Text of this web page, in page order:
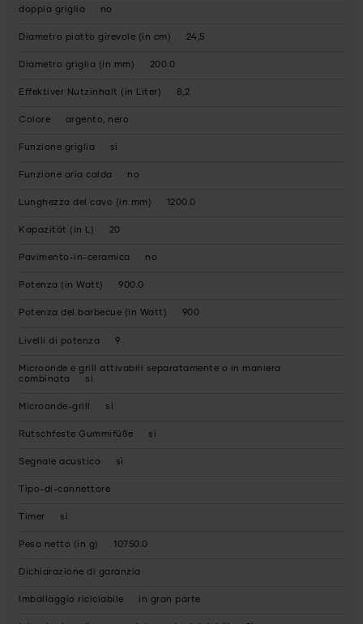
doppia griglia no
Diametro piatto girevole (in cm) 24,5
Diametro griglia (in mm) 200.0
Effektiver Nutzinhalt (in Liter) 8,2
Colore argento, nero
Funzione griglia sì
Funzione aria calda no
Lunghezza del cavo (in mm) 1200.0
Kapazität (in L) 20
Pavimento-in-ceramica no
Potenza (in Watt) 900.0
Potenza del barbecue (in Watt) 900
Livelli di potenza 9
Microonde e grill attivabili separatamente o in maniera
combinata
sì
Microonde-grill sì
Rutschfeste Gummifüße sì
Segnale acustico sì
Tipo-di-connettore
Timer sì
Peso netto (in g) 10750.0
Dichiarazione di garanzia
Imballaggio riciclabile in gran parte